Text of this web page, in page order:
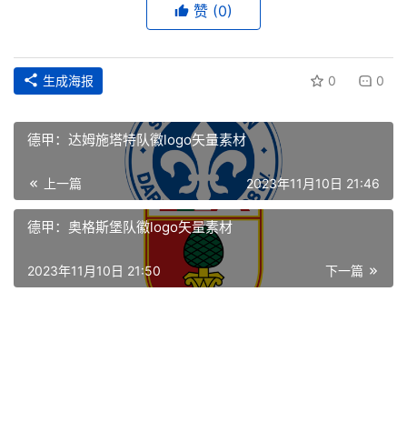
首
页
赞 (0)
生成海报 0 0
德甲：达姆施塔特队徽logo矢量素材
上一篇 2023年11月10日 21:46
德甲：奥格斯堡队徽logo矢量素材
下一篇
2023年11月10日 21:50